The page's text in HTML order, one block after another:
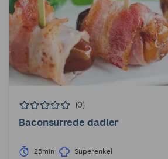
(0)
Baconsurrede dadler
25min Superenkel